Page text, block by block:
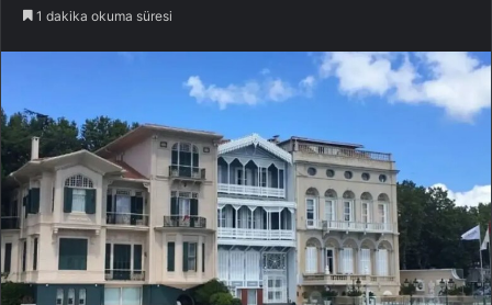
1 dakika okuma süresi